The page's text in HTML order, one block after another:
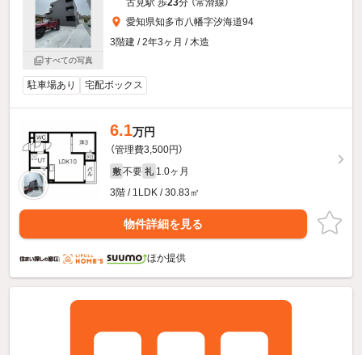
すべての写真
古見駅 歩23分 （常滑線）
愛知県知多市八幡字汐海道94
3階建 / 2年3ヶ月 / 木造
駐車場あり 宅配ボックス
6.1万円
（管理費3,500円）
敷 不要 礼 1.0ヶ月
3階 / 1LDK / 30.83㎡
物件詳細を見る
ほか提供